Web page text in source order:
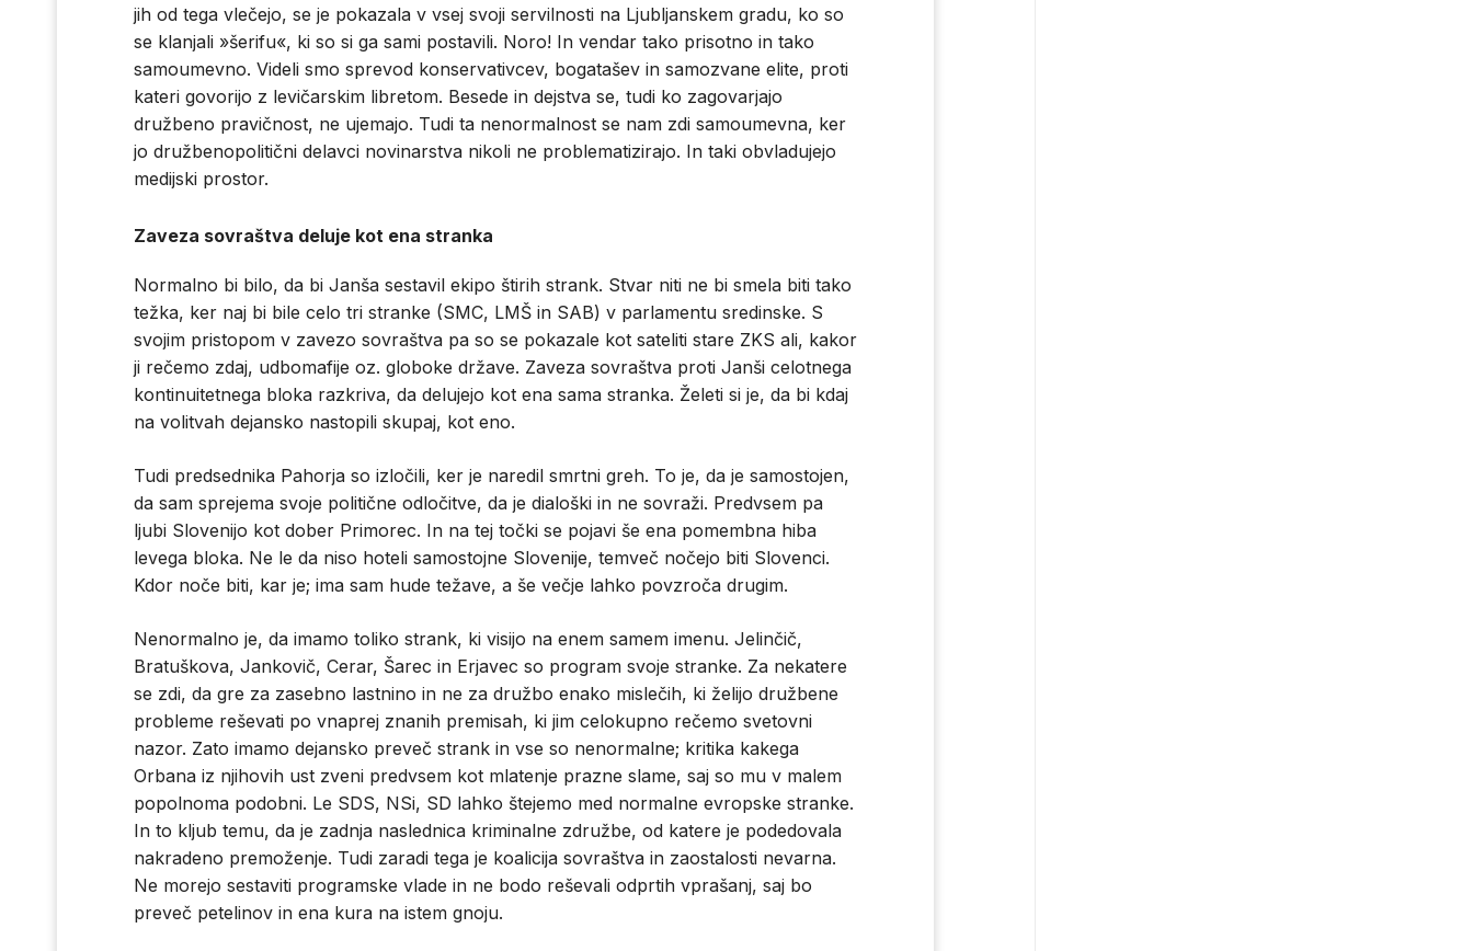
jih od tega vlečejo, se je pokazala v vsej svoji servilnosti na Ljubljanskem gradu, ko so
se klanjali »šerifu«, ki so si ga sami postavili. Noro! In vendar tako prisotno in tako
samoumevno. Videli smo sprevod konservativcev, bogatašev in samozvane elite, proti
kateri govorijo z levičarskim libretom. Besede in dejstva se, tudi ko zagovarjajo
družbeno pravičnost, ne ujemajo. Tudi ta nenormalnost se nam zdi samoumevna, ker
jo družbenopolitični delavci novinarstva nikoli ne problematizirajo. In taki obvladujejo
medijski prostor.
Zaveza sovraštva deluje kot ena stranka
Normalno bi bilo, da bi Janša sestavil ekipo štirih strank. Stvar niti ne bi smela biti tako
težka, ker naj bi bile celo tri stranke (SMC, LMŠ in SAB) v parlamentu sredinske. S
svojim pristopom v zavezo sovraštva pa so se pokazale kot sateliti stare ZKS ali, kakor
ji rečemo zdaj, udbomafije oz. globoke države. Zaveza sovraštva proti Janši celotnega
kontinuitetnega bloka razkriva, da delujejo kot ena sama stranka. Želeti si je, da bi kdaj
na volitvah dejansko nastopili skupaj, kot eno.
Tudi predsednika Pahorja so izločili, ker je naredil smrtni greh. To je, da je samostojen,
da sam sprejema svoje politične odločitve, da je dialoški in ne sovraži. Predvsem pa
ljubi Slovenijo kot dober Primorec. In na tej točki se pojavi še ena pomembna hiba
levega bloka. Ne le da niso hoteli samostojne Slovenije, temveč nočejo biti Slovenci.
Kdor noče biti, kar je; ima sam hude težave, a še večje lahko povzroča drugim.
Nenormalno je, da imamo toliko strank, ki visijo na enem samem imenu. Jelinčič,
Bratuškova, Jankovič, Cerar, Šarec in Erjavec so program svoje stranke. Za nekatere
se zdi, da gre za zasebno lastnino in ne za družbo enako mislečih, ki želijo družbene
probleme reševati po vnaprej znanih premisah, ki jim celokupno rečemo svetovni
nazor. Zato imamo dejansko preveč strank in vse so nenormalne; kritika kakega
Orbana iz njihovih ust zveni predvsem kot mlatenje prazne slame, saj so mu v malem
popolnoma podobni. Le SDS, NSi, SD lahko štejemo med normalne evropske stranke.
In to kljub temu, da je zadnja naslednica kriminalne združbe, od katere je podedovala
nakradeno premoženje. Tudi zaradi tega je koalicija sovraštva in zaostalosti nevarna.
Ne morejo sestaviti programske vlade in ne bodo reševali odprtih vprašanj, saj bo
preveč petelinov in ena kura na istem gnoju.